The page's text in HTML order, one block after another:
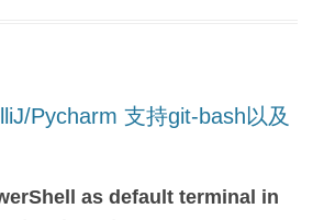
Pycharm 支持git-bash以及
as default terminal in